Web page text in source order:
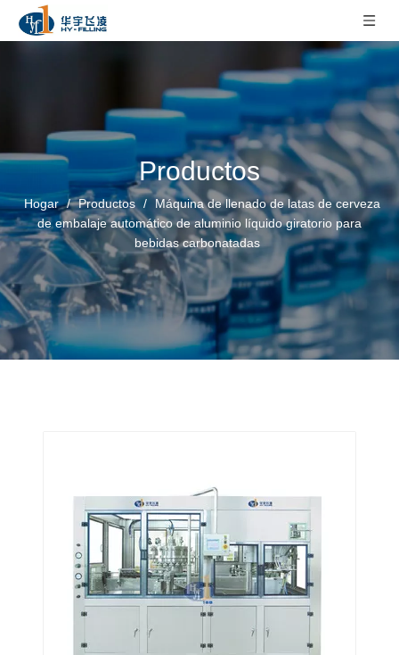
Productos
Hogar / Productos /
Máquina de llenado de latas de cerveza
de embalaje automático de aluminio líquido giratorio para
bebidas carbonatadas